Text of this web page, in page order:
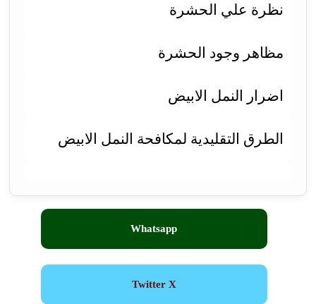
نظرة علي الحشرة
مظاهر وجود الحشرة
اضرار النمل الابيض
الطرق التقليدية لمكافحة النمل الابيض
Whatsapp
Twitter X